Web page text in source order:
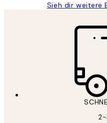
Sieh dir weitere
2-